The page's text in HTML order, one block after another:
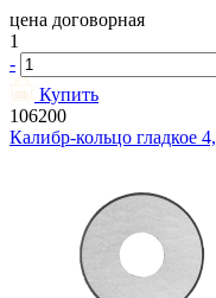
цена договорная
1
-
Купить
106200
Калибр-кольцо